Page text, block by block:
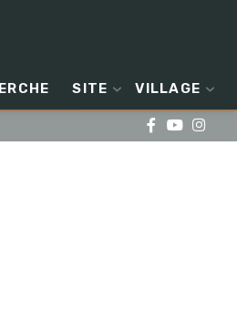
SITE VILLAGE